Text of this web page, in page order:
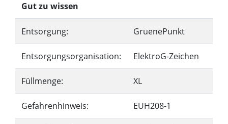
Gut zu wissen
Entsorgung: GruenePunkt
Entsorgungsorganisation: ElektroG-Zeichen
Füllmenge: XL
Gefahrenhinweis: EUH208-1